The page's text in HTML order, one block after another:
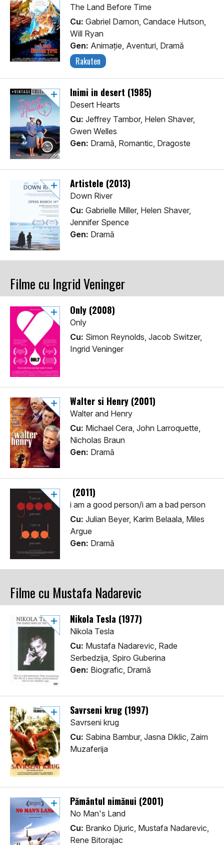
The Land Before Time
Cu: Gabriel Damon, Candace Hutson,
Will Ryan
Gen: Animaţie, Aventuri, Dramă
Rakuten
Inimi in desert (1985)
Desert Hearts
Cu: Jeffrey Tambor, Helen Shaver,
Gwen Welles
Gen: Dramă, Romantic, Dragoste
Artistele (2013)
Down River
Cu: Gabrielle Miller, Helen Shaver,
Jennifer Spence
Gen: Dramă
Filme cu Ingrid Veninger
Only (2008)
Only
Cu: Simon Reynolds, Jacob Switzer,
Ingrid Veninger
Walter si Henry (2001)
Walter and Henry
Cu: Michael Cera, John Larroquette,
Nicholas Braun
Gen: Dramă
(2011)
i am a good person/i am a bad person
Cu: Julian Beyer, Karim Belaala, Miles
Argue
Gen: Dramă
Filme cu Mustafa Nadarevic
Nikola Tesla (1977)
Nikola Tesla
Cu: Mustafa Nadarevic, Rade
Serbedzija, Spiro Guberina
Gen: Biografic, Dramă
Savrseni krug (1997)
Savrseni krug
Cu: Sabina Bambur, Jasna Diklic, Zaim
Muzaferija
Pământul nimănui (2001)
No Man's Land
Cu: Branko Djuric, Mustafa Nadarevic,
Rene Bitorajac